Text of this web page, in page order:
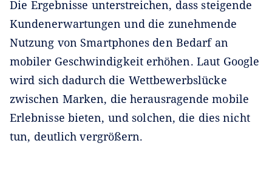
Die Ergebnisse unterstreichen, dass steigende
Kundenerwartungen und die zunehmende
Nutzung von Smartphones den Bedarf an
mobiler Geschwindigkeit erhöhen. Laut Google
wird sich dadurch die Wettbewerbslücke
zwischen Marken, die herausragende mobile
Erlebnisse bieten, und solchen, die dies nicht
tun, deutlich vergrößern.